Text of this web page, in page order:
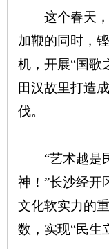
这个春天，
加鞭的同时，
机，开展“国歌
田汉故里打造
伐。
“艺术越是民
神！”长沙经开
文化软实力的
数，实现“民生